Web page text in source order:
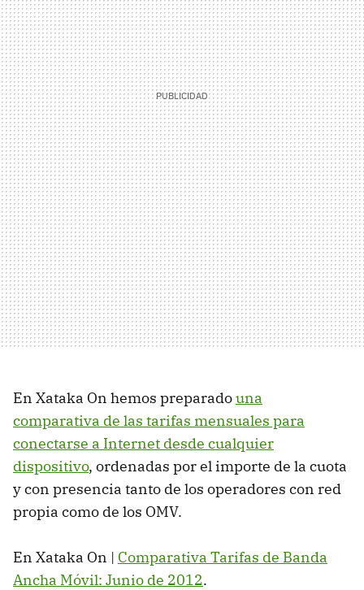
En Xataka On hemos preparadouna
comparativa de las tarifas mensuales para
conectarse a Internet desde cualquier
dispositivo, ordenadas por el importe de la cuota
y con presencia tanto de los operadores con red
propia como de los OMV.
En Xataka On | Comparativa Tarifas de Banda
Ancha Móvil: Junio de 2012.